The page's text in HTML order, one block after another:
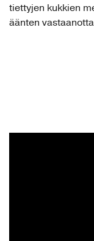
tiettyjen kukkien
äänten